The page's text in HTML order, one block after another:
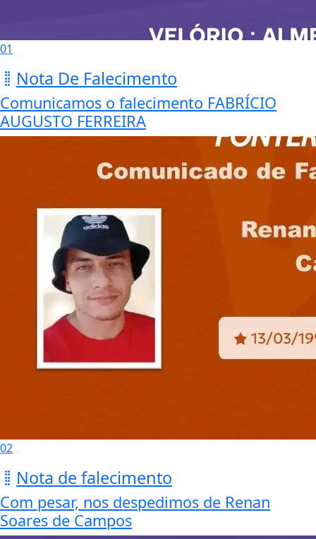
01
Nota De Falecimento
Comunicamos o falecimento FABRÍCIO
AUGUSTO FERREIRA
02
Nota de falecimento
Com pesar, nos despedimos de Renan
Soares de Campos